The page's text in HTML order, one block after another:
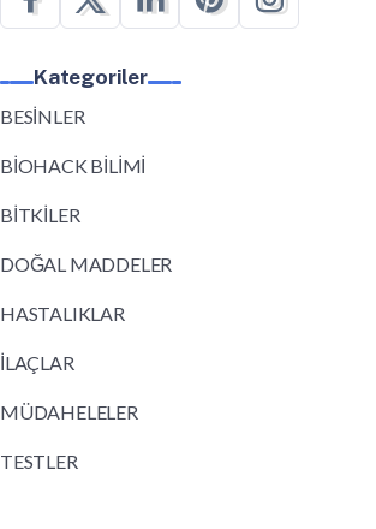
Kategoriler
BESİNLER
BİOHACK BİLİMİ
BİTKİLER
DOĞAL MADDELER
HASTALIKLAR
İLAÇLAR
MÜDAHELELER
TESTLER